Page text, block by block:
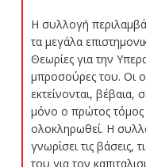
Η συλλογή
τα μεγάλα
Θεωρίες για την
μπροσούρες του. Οι
εκτείνονται, βέβαια,
μόνο ο πρώτος
ολοκληρωθεί. Η
γνωρίσει τις βάσεις,
του για τον